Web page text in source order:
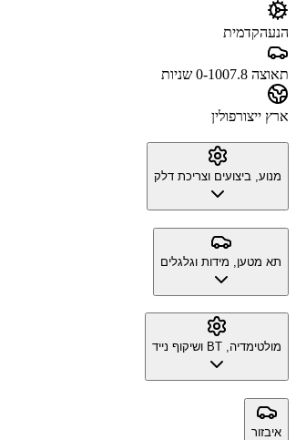
הנעהקדמית
תאוצה 0-100 7.8 שניות
ארץ ייצורפולין
מנוע, ביצועים וצריכת דלק
תא מטען, מידות וגלגלים
מולטימדיה, BT ושיקוף נייד
איבזור